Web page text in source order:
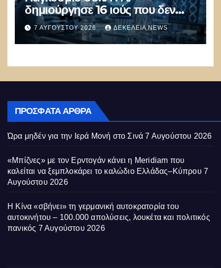
δημιούργησε 16 ιούς που δεν
υπάρχουν στη φύση –
Συναγερμός: Ο εφιάλτης μόλις
άρχισε
7 ΑΥΓΟΎΣΤΟΥ 2026 ΔΕΚΈΛΕΙΑ NEWS
ΠΡΌΣΦΑΤΑ ΆΡΘΡΑ
Ώρα μηδέν για την Ιερά Μονή στο Σινά 7 Αυγούστου 2026
«Μπίζνες» με τον Ερντογάν κάνει η Meridiam που
καλείται να ξεμπλοκάρει το καλώδιο Ελλάδας–Κύπρου 7
Αυγούστου 2026
Η Κίνα «σβήνει» τη γερμανική αυτοκρατορία του
αυτοκινήτου – 100.000 απολύσεις, λουκέτα και πολιτικός
πανικός 7 Αυγούστου 2026